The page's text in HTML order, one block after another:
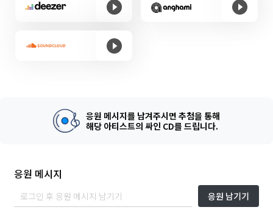
응원 메시지를 남겨주시면 추첨을 통해
해당 아티스트의 싸인 CD를 드립니다.
응원 메시지
응원 남기기